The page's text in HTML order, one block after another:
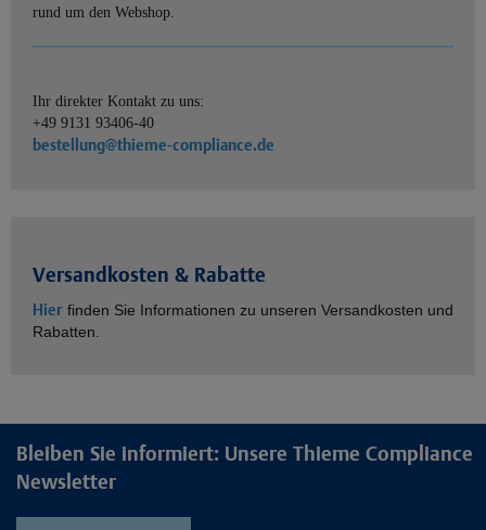
rund um den Webshop.
Ihr direkter Kontakt zu uns:
+49 9131 93406-40
bestellung@thieme-compliance.de
Versandkosten & Rabatte
Hier finden Sie Informationen zu unseren Versandkosten und
Rabatten.
Bleiben Sie informiert: Unsere Thieme Compliance
Newsletter